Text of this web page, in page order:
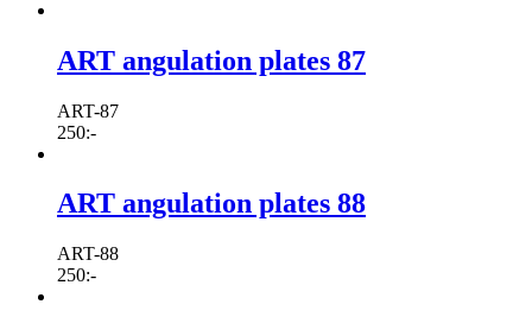
ART angulation plates 87
ART-87
250:-
ART angulation plates 88
ART-88
250:-